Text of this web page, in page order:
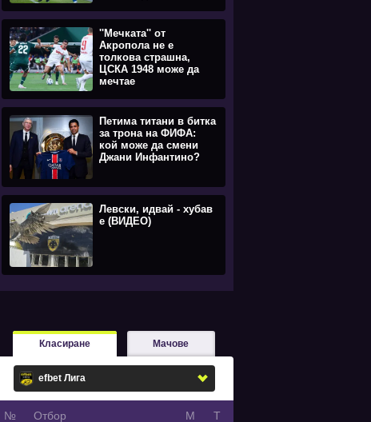
''Мечката'' от
Акропола не е
толкова страшна,
ЦСКА 1948 може да
мечтае
Петима титани в битка
за трона на ФИФА:
кой може да смени
Джани Инфантино?
Левски, идвай - хубав
е (ВИДЕО)
Класиране Мачове
№ Oтбор М Т